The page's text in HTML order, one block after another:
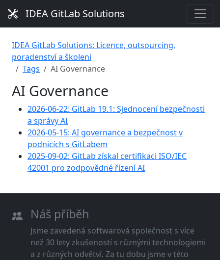
IDEA GitLab Solutions
IDEA GitLab Solutions: Licence, outsourcing,
poradenství a školení
Tags
AI Governance
AI Governance
2026-06-22: GitLab 19.1: Sjednocení bezpečnosti
a správy AI
2026-05-15: AI governance a bezpečnost v
podnicích s GitLabem
2025-09-02: GitLab získal certifikaci ISO/IEC
42001 pro zodpovědné řízení AI
Náš příběh
Jsme zavedená softwarová společnost s více
než 30 lety zkušeností s různými technologiemi
a z různých odvětví. Za tu dobu jsme v této